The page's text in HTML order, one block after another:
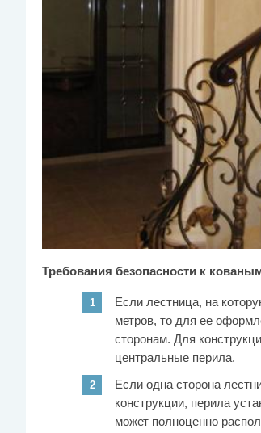
Требования безопасности к
Если лестница, на
метров, то для ее
сторонам. Для
центральные перила.
Если одна сторона
конструкции, перила
может полноценно